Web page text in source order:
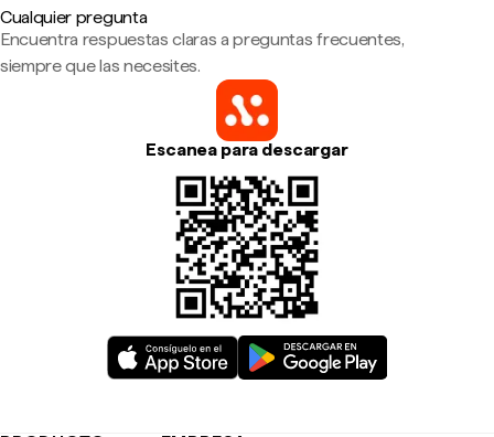
Cualquier pregunta
Encuentra respuestas claras a preguntas frecuentes,
siempre que las necesites.
Escanea para descargar